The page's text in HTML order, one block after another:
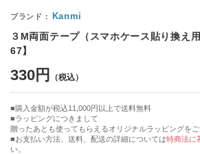
Kanmi
３M両面テープ（スマホケース貼り換え
67】
330円
購入金額が税込11,000円以上で送料無料
ラッピングにつきまして
贈ったあとも使ってもらえるオリジナルラッピングをご
■お支払い方法、送料、配送の詳細については特商法に
い。